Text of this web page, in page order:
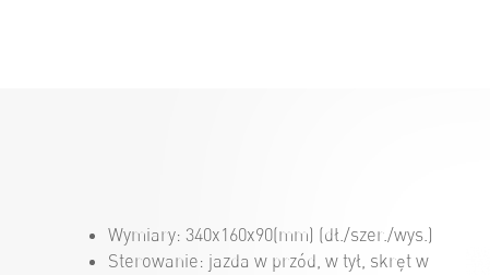
Wymiary: 340x160x90(mm) (dł./szer./wys.)
Sterowanie: jazda w przód, w tył, skręt w